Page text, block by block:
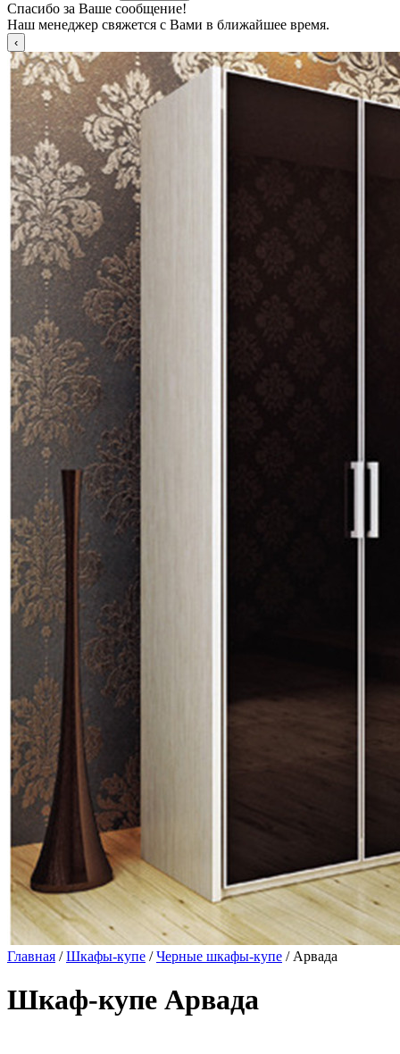
Спасибо за Ваше сообщение!
Наш менеджер свяжется с Вами в ближайшее время.
Главная /Шкафы-купе /Черные шкафы-купе / Арвада
Шкаф-купе Арвада